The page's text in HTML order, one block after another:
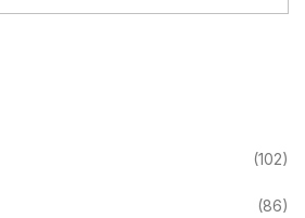
(102)
(86)